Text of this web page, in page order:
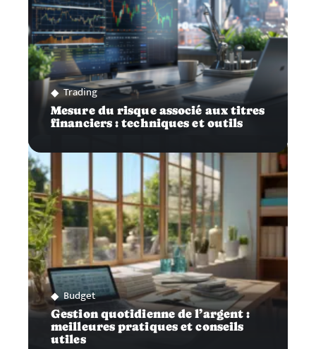
Trading
Mesure du risque associé aux titres
financiers : techniques et outils
Budget
Gestion quotidienne de l’argent :
meilleures pratiques et conseils
utiles